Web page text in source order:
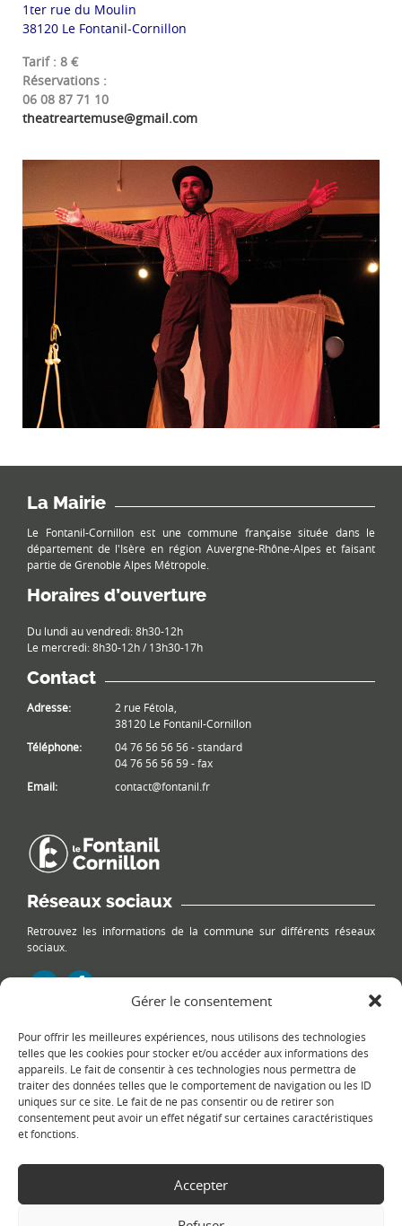
Gérer le consentement
Pour offrir les meilleures expériences, nous utilisons des technologies
telles que les cookies pour stocker et/ou accéder aux informations des
appareils. Le fait de consentir à ces technologies nous permettra de
traiter des données telles que le comportement de navigation ou les ID
uniques sur ce site. Le fait de ne pas consentir ou de retirer son
consentement peut avoir un effet négatif sur certaines caractéristiques
et fonctions.
Accepter
1ter rue du Moulin
38120 Le Fontanil-Cornillon
Tarif : 8 €
Réservations :
06 08 87 71 10
theatreartemuse@gmail.com
La Mairie
Le Fontanil-Cornillon est une commune française située dans le
département de l'Isère en région Auvergne-Rhône-Alpes et faisant
partie de Grenoble Alpes Métropole.
Horaires d’ouverture
Du lundi au vendredi: 8h30-12h
Le mercredi: 8h30-12h / 13h30-17h
Contact
Adresse:
2 rue Fétola,
38120 Le Fontanil-Cornillon
Téléphone:
04 76 56 56 56 - standard
04 76 56 56 59 - fax
Email:
contact@fontanil.fr
Réseaux sociaux
Retrouvez les informations de la commune sur différents réseaux
sociaux.
Le plan du site
Copyright Ⓒ
Politique de
- Réalisation :Sukellos - Agence web WordPress -